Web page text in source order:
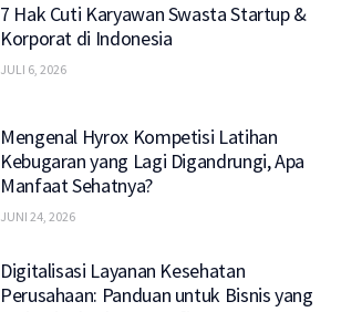
7 Hak Cuti Karyawan Swasta Startup &
Korporat di Indonesia
JULI 6, 2026
Mengenal Hyrox Kompetisi Latihan
Kebugaran yang Lagi Digandrungi, Apa
Manfaat Sehatnya?
JUNI 24, 2026
Digitalisasi Layanan Kesehatan
Perusahaan: Panduan untuk Bisnis yang